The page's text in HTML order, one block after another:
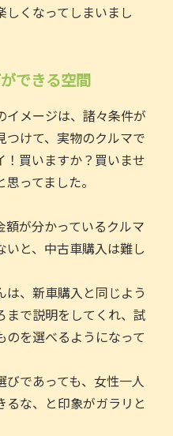
しくなってしまいまし
できる空間
イメージは、諸々条件が
つけて、実物のクルマで
！買いますか？買いませ
ってました。
が分かっているクルマ
と、中古車購入は難し
は、新車購入と同じよう
まで説明をしてくれ、試
を選べるようになって
びであっても、女性一人
な、と印象がガラリと